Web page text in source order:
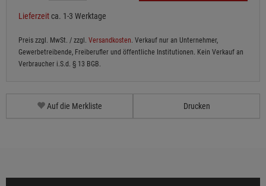
Lieferzeitca. 1-3 Werktage
Preis zzgl. MwSt. / zzgl. Versandkosten. Verkauf nur an Unternehmer,
Gewerbetreibende, Freiberufler und öffentliche Institutionen. Kein Verkauf an
Verbraucher i.S.d. § 13 BGB.
Auf die Merkliste Drucken